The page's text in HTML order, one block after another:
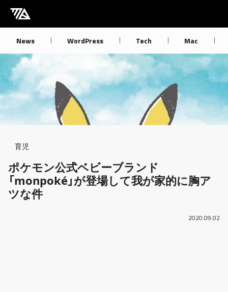
[M] mbdb [モバデビ]
News WordPress Tech Mac
Breadcrumb
育児
ポケモン公式ベビーブランド
「monpoké」が登場して我が家的に胸ア
ツな件
2020.09.02